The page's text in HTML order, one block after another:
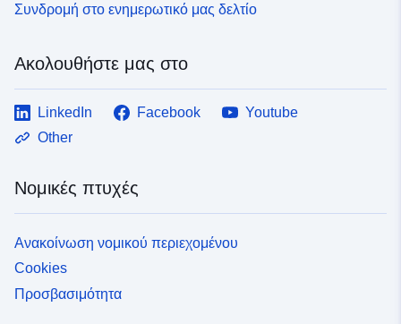
Συνδρομή στο ενημερωτικό μας δελτίο
Ακολουθήστε μας στο
LinkedIn Facebook
Youtube
Other
Νομικές πτυχές
Ανακοίνωση νομικού περιεχομένου
Cookies
Προσβασιμότητα